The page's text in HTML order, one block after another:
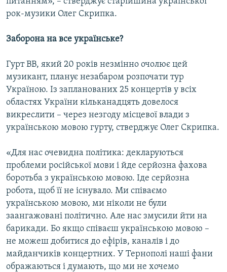
рок-музики Олег Скрипка.
Заборона на все українське?
Гурт ВВ, який 20 років незмінно очолює цей
музикант, планує незабаром розпочати тур
Україною. Із запланованих 25 концертів у всіх
областях України кільканадцять довелося
викреслити – через незгоду місцевої влади з
українською мовою гурту, стверджує Олег Скрипка.
«Для нас очевидна політика: декларуються
проблеми російської мови і йде серйозна фахова
боротьба з українською мовою. Іде серйозна
робота, щоб її не існувало. Ми співаємо
українською мовою, ми ніколи не були
заангажовані політично. Але нас змусили йти на
барикади. Бо якщо співаєш українською мовою –
не можеш добитися до ефірів, каналів і до
майданчиків концертних. У Тернополі наші фани
ображаються і думають, що ми не хочемо